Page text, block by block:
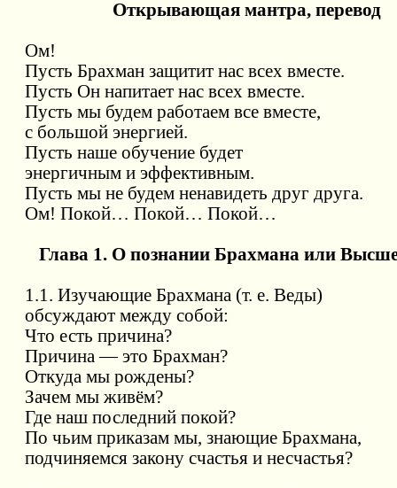
Открывающая мантра, перевод
Ом!
Пусть Брахман защитит нас всех вместе.
Пусть Он напитает нас всех вместе.
Пусть мы будем работаем все вместе,
с большой энергией.
Пусть наше обучение будет
энергичным и эффективным.
Пусть мы не будем ненавидеть друг друга.
Ом! Покой… Покой… Покой…
Глава 1. О познании Брахмана или
1.1. Изучающие Брахмана (т. е. Веды)
обсуждают между собой:
Что есть причина?
Причина — это Брахман?
Откуда мы рождены?
Зачем мы живём?
Где наш последний покой?
По чьим приказам мы, знающие Брахмана,
подчиняемся закону счастья и несчастья?